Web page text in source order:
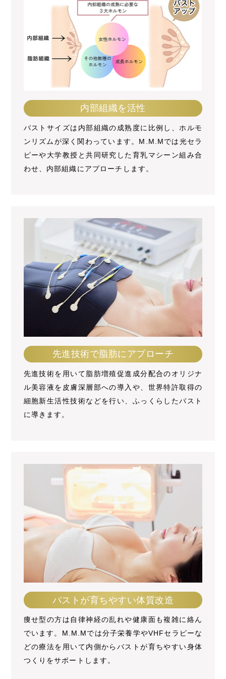
内部組織を活性
バストサイズは内部組織の成熟度に比例し、ホルモ
ンリズムが深く関わっています。M.M.Mでは光セラ
ピーや大学教授と共同研究した育乳マシーン組み合
わせ、内部組織にアプローチします。
先進技術で脂肪にアプローチ
先進技術を用いて脂肪増殖促進成分配合のオリジナ
ル美容液を皮膚深層部への導入や、世界特許取得の
細胞新生活性技術などを行い、ふっくらしたバスト
に導きます。
バストが育ちやすい体質改造
痩せ型の方は自律神経の乱れや健康面も複雑に絡ん
でいます。M.M.Mでは分子栄養学やVHFセラピーな
どの療法を用いて内側からバストが育ちやすい身体
つくりをサポートします。